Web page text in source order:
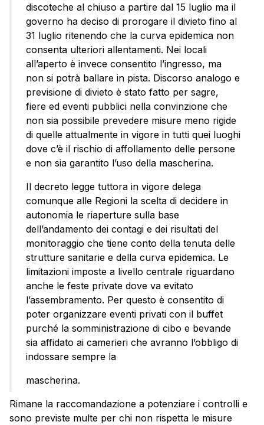
discoteche al chiuso a partire dal 15 luglio ma il
governo ha deciso di prorogare il divieto fino al
31 luglio ritenendo che la curva epidemica non
consenta ulteriori allentamenti. Nei locali
all’aperto è invece consentito l’ingresso, ma
non si potrà ballare in pista. Discorso analogo e
previsione di divieto è stato fatto per sagre,
fiere ed eventi pubblici nella convinzione che
non sia possibile prevedere misure meno rigide
di quelle attualmente in vigore in tutti quei luoghi
dove c’è il rischio di affollamento delle persone
e non sia garantito l’uso della mascherina.
Il decreto legge tuttora in vigore delega
comunque alle Regioni la scelta di decidere in
autonomia le riaperture sulla base
dell’andamento dei contagi e dei risultati del
monitoraggio che tiene conto della tenuta delle
strutture sanitarie e della curva epidemica. Le
limitazioni imposte a livello centrale riguardano
anche le feste private dove va evitato
l’assembramento. Per questo è consentito di
poter organizzare eventi privati con il buffet
purché la somministrazione di cibo e bevande
sia affidato ai camerieri che avranno l’obbligo di
indossare sempre la
mascherina.
Rimane la raccomandazione a potenziare i controlli e
sono previste multe per chi non rispetta le misure